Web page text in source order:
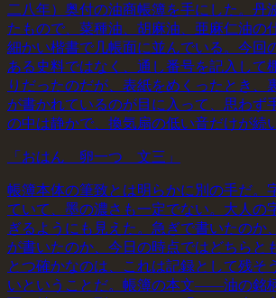
二八年）奥付の油商帳簿を手にした。丹
たもので、菜種油、胡麻油、亜麻仁油の
細かい楷書で几帳面に並んでいる。今回
ある史料ではなく、通し番号を記入して
りだったのだが、表紙をめくったとき、
が書かれているのが目に入って、思わず
の中は静かで、換気扇の低い音だけが続
「おはん 卵一つ 文三」
帳簿本体の筆致とは明らかに別の手だ。
ていて、墨の濃さも一定でない。大人の
ぎるようにも見えた。急ぎで書いたのか
が書いたのか、今日の時点ではどちらと
とつ確かなのは、これは記録として残そ
いということだ。帳簿の本文——油の銘